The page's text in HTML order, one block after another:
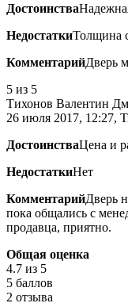
Достоинства
НедостаткиТолщина
КомментарийДверь
5 из 5
Тихонов Валентин
26 июля 2017, 12:27,
ДостоинстваЦена и
НедостаткиНет
КомментарийДверь
пока общались с
продавца, приятно.
Общая оценка
4.7 из 5
5 баллов
2 отзыва